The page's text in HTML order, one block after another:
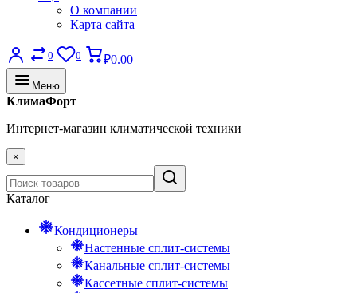
О компании
Карта сайта
0 0 ₽0.00
Меню
КлимаФорт
Интернет-магазин климатической техники
×
Каталог
Кондиционеры
Настенные сплит-системы
Канальные сплит-системы
Кассетные сплит-системы